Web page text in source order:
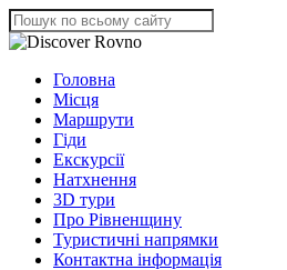
Головна
Місця
Маршрути
Гіди
Екскурсії
Натхнення
3D тури
Про Рівненщину
Туристичні напрямки
Контактна інформація